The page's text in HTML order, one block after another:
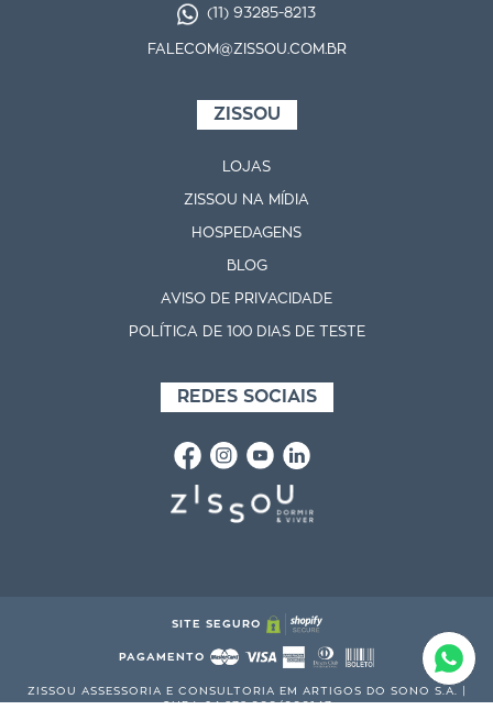
(11) 93285-8213
FALECOM@ZISSOU.COM.BR
ZISSOU
LOJAS
ZISSOU NA MÍDIA
HOSPEDAGENS
BLOG
AVISO DE PRIVACIDADE
POLÍTICA DE 100 DIAS DE TESTE
REDES SOCIAIS
SITE SEGURO
PAGAMENTO
ZISSOU ASSESSORIA E CONSULTORIA EM ARTIGOS DO SONO S.A. |
CNPJ: 24.878.066/000147